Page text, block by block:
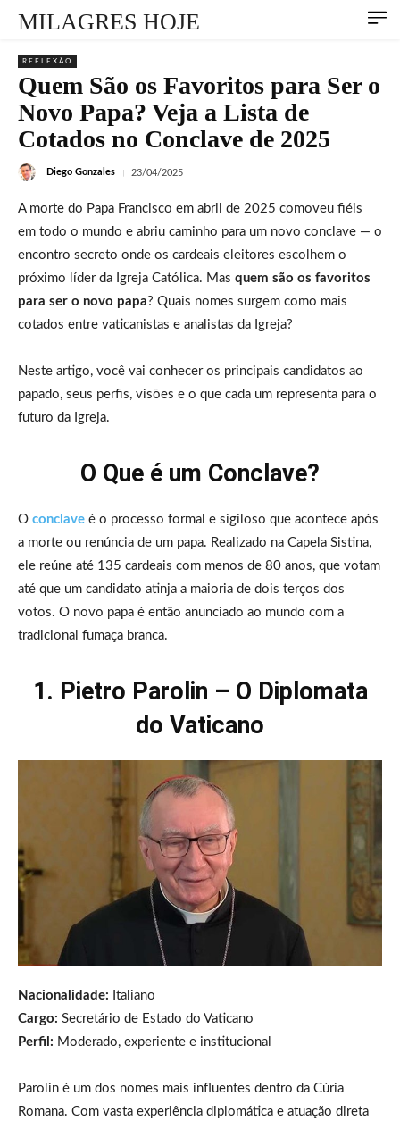
MILAGRES HOJE
REFLEXÃO
Quem São os Favoritos para Ser o
Novo Papa? Veja a Lista de
Cotados no Conclave de 2025
Diego Gonzales 23/04/2025
A morte do Papa Francisco em abril de 2025 comoveu fiéis
em todo o mundo e abriu caminho para um novo conclave — o
encontro secreto onde os cardeais eleitores escolhem o
próximo líder da Igreja Católica. Mas quem são os favoritos
para ser o novo papa? Quais nomes surgem como mais
cotados entre vaticanistas e analistas da Igreja?
Neste artigo, você vai conhecer os principais candidatos ao
papado, seus perfis, visões e o que cada um representa para o
futuro da Igreja.
O Que é um Conclave?
O conclave é o processo formal e sigiloso que acontece após
a morte ou renúncia de um papa. Realizado na Capela Sistina,
ele reúne até 135 cardeais com menos de 80 anos, que votam
até que um candidato atinja a maioria de dois terços dos
votos. O novo papa é então anunciado ao mundo com a
tradicional fumaça branca.
1. Pietro Parolin – O Diplomata
do Vaticano
Nacionalidade: Italiano
Cargo: Secretário de Estado do Vaticano
Perfil: Moderado, experiente e institucional
Parolin é um dos nomes mais influentes dentro da Cúria
Romana. Com vasta experiência diplomática e atuação direta